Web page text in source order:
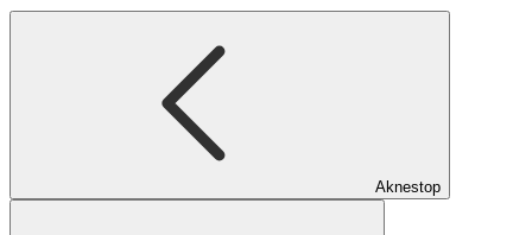
Aknestop